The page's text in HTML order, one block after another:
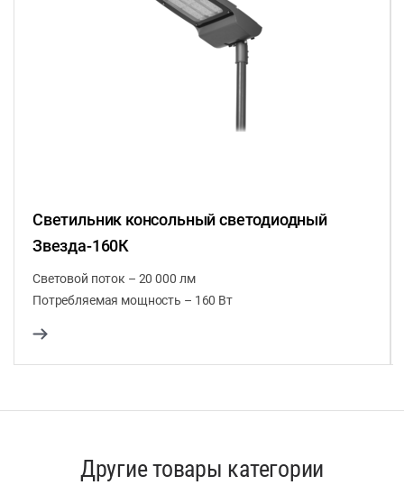
Светильник консольный светодиодный
Звезда-160К
Световой поток – 20 000 лм
Потребляемая мощность – 160 Вт
Другие товары категории